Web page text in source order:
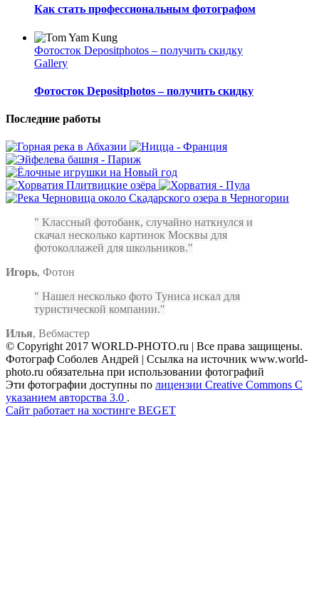
Как стать профессиональным фотографом
Фотосток Depositphotos – получить скидку
Gallery
Фотосток Depositphotos – получить скидку
Последние работы
Классный фотобанк, случайно наткнулся и
скачал несколько картинок Москвы для
фотоколлажей для школьников.
Игорь, Фотон
Нашел несколько фото Туниса искал для
туристической компании.
Илья, Вебмастер
© Copyright 2017 WORLD-PHOTO.ru | Все права защищены.
Фотограф Соболев Андрей | Ссылка на источник www.world-
photo.ru обязательна при использовании фотографий
Эти фотографии доступны по лицензии Creative Commons С
указанием авторства 3.0 .
Сайт работает на хостинге BEGET